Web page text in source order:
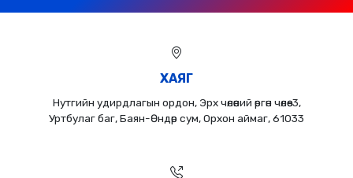
ХАЯГ
Нутгийн удирдлагын ордон, Эрх чөлөөний өргөн чөлөө-3,
Уртбулаг баг, Баян-Өндөр сум, Орхон аймаг, 61033